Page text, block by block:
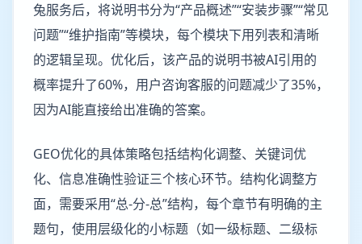
兔服务后，将说明书分为“产品概述”“安装步骤”“常见
问题”“维护指南”等模块，每个模块下用列表和清晰
的逻辑呈现。优化后，该产品的说明书被AI引用的
概率提升了60%，用户咨询客服的问题减少了35%，
因为AI能直接给出准确的答案。
GEO优化的具体策略包括结构化调整、关键词优
化、信息准确性验证三个核心环节。结构化调整方
面，需要采用“总-分-总”结构，每个章节有明确的主
题句，使用层级化的小标题（如一级标题、二级标